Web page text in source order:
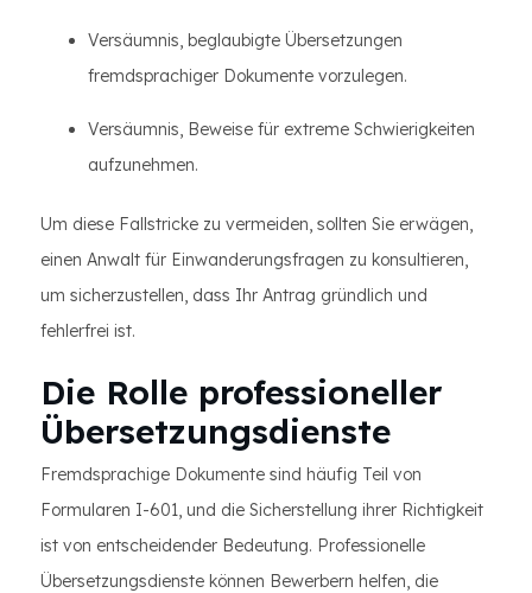
Versäumnis, beglaubigte Übersetzungen
fremdsprachiger Dokumente vorzulegen.
Versäumnis, Beweise für extreme Schwierigkeiten
aufzunehmen.
Um diese Fallstricke zu vermeiden, sollten Sie erwägen,
einen Anwalt für Einwanderungsfragen zu konsultieren,
um sicherzustellen, dass Ihr Antrag gründlich und
fehlerfrei ist.
Die Rolle professioneller
Übersetzungsdienste
Fremdsprachige Dokumente sind häufig Teil von
Formularen I-601, und die Sicherstellung ihrer Richtigkeit
ist von entscheidender Bedeutung. Professionelle
Übersetzungsdienste können Bewerbern helfen, die